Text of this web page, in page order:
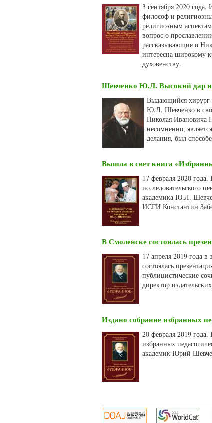
3 сентября 2020
философ и
религиозным
вопрос о
рассказывающие о
интересна широкому
духовенству.
Шевченко Ю.Л. Высокий дар
Выдающийся хирург
Ю.Л. Шевченко в
Николая Ивановича
несомненно,
делания, был
Вышла в свет книга
17 февраля 2020
исследовательского
академика Ю.Л.
ИСГИ Константин
В Смоленске состоялась
17 апреля 2019 года в
состоялась
публицистические
директор
Издано собрание избранных
20 февраля 2019
избранных
академик Юрий